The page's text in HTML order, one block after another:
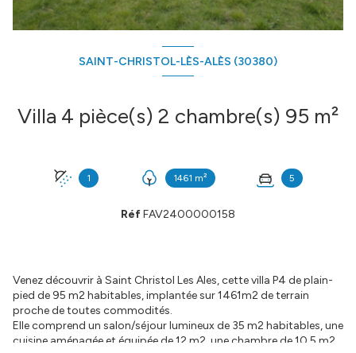
SAINT-CHRISTOL-LÈS-ALÈS (30380)
Villa 4 pièce(s) 2 chambre(s) 95 m²
1 1461 m² 5
RéfFAV2400000158
Venez découvrir à Saint Christol Les Ales, cette villa P4 de plain-
pied de 95 m2 habitables, implantée sur 1461m2 de terrain
proche de toutes commodités.
Elle comprend un salon/séjour lumineux de 35 m2 habitables, une
cuisine aménagée et équipée de 12 m2, une chambre de 10,5 m2,